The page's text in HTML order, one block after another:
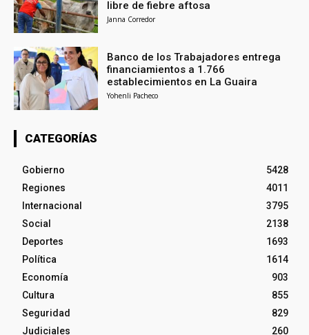
libre de fiebre aftosa
Janna Corredor
Banco de los Trabajadores entrega
financiamientos a 1.766
establecimientos en La Guaira
Yohenli Pacheco
CATEGORÍAS
Gobierno
5428
Regiones
4011
Internacional
3795
Social
2138
Deportes
1693
Política
1614
Economía
903
Cultura
855
Seguridad
829
Judiciales
260